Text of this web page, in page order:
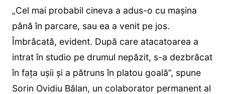
„Cel mai probabil cineva a adus-o cu maşina
până în parcare, sau ea a venit pe jos.
Îmbrăcată, evident. După care atacatoarea a
intrat în studio pe drumul nepăzit, s-a dezbrăcat
în fața ușii și a pătruns în platou goală”, spune
Sorin Ovidiu Bălan, un colaborator permanent al